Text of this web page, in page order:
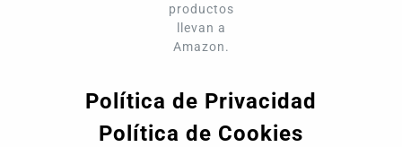
productos
llevan a
Amazon.
Política de Privacidad
Política de Cookies